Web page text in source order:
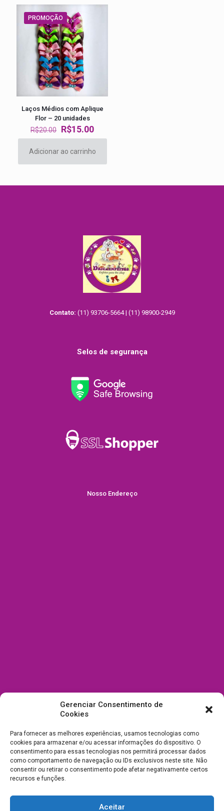
Gerenciar Consentimento de
Cookies
Para fornecer as melhores experiências, usamos tecnologias como
cookies para armazenar e/ou acessar informações do dispositivo. O
consentimento para essas tecnologias nos permitirá processar dados
como comportamento de navegação ou IDs exclusivos neste site. Não
consentir ou retirar o consentimento pode afetar negativamente certos
recursos e funções.
Aceitar
PROMOÇÃO
Laços Médios com Aplique
Flor – 20 unidades
R$20.00 O
preço
original
era:
R$20.00.
R$15.00O
preço
atual
é:
R$15.00.
Adicionar ao carrinho
Contato: (11) 93706-5664 | (11) 98900-2949
Selos de segurança
Nosso Endereço